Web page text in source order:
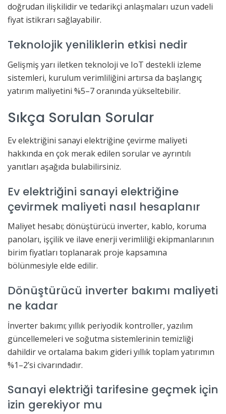
doğrudan ilişkilidir ve tedarikçi anlaşmaları uzun vadeli
fiyat istikrarı sağlayabilir.
Teknolojik yeniliklerin etkisi nedir
Gelişmiş yarı iletken teknoloji ve IoT destekli izleme
sistemleri, kurulum verimliliğini artırsa da başlangıç
yatırım maliyetini %5–7 oranında yükseltebilir.
Sıkça Sorulan Sorular
Ev elektriğini sanayi elektriğine çevirme maliyeti
hakkında en çok merak edilen sorular ve ayrıntılı
yanıtları aşağıda bulabilirsiniz.
Ev elektriğini sanayi elektriğine
çevirmek maliyeti nasıl hesaplanır
Maliyet hesabı; dönüştürücü inverter, kablo, koruma
panoları, işçilik ve ilave enerji verimliliği ekipmanlarının
birim fiyatları toplanarak proje kapsamına
bölünmesiyle elde edilir.
Dönüştürücü inverter bakımı maliyeti
ne kadar
İnverter bakımı; yıllık periyodik kontroller, yazılım
güncellemeleri ve soğutma sistemlerinin temizliği
dahildir ve ortalama bakım gideri yıllık toplam yatırımın
%1–2’si civarındadır.
Sanayi elektriği tarifesine geçmek için
izin gerekiyor mu